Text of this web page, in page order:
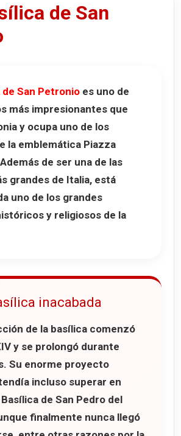
de San
de San Petronio es uno de
más impresionantes que
y ocupa uno de los
la emblemática Piazza
de ser una de las
grandes de Italia, está
uno de los grandes
y religiosos de la
inacabada
de la basílica comenzó
y se prolongó durante
Su enorme proyecto
incluso superar en
Basílica de San Pedro del
finalmente nunca llegó